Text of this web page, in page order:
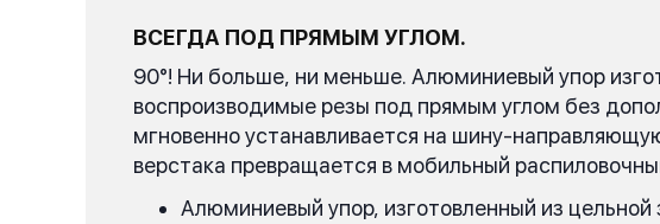
ВСЕГДА ПОД ПРЯМЫМ УГЛОМ.
90°! Ни больше, ни меньше. Алюминиевый упор
воспроизводимые резы под прямым углом без
мгновенно устанавливается на шину-
верстака превращается в мобильный
Алюминиевый упор, изготовленный из